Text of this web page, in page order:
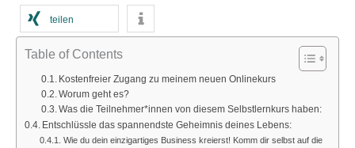
teilen
Table of Contents
Kostenfreier Zugang zu meinem neuen Onlinekurs
Worum geht es?
Was die Teilnehmer*innen von diesem Selbstlernkurs haben:
Entschlüssle das spannendste Geheimnis deines Lebens:
Wie du dein einzigartiges Business kreierst! Komm dir selbst auf die